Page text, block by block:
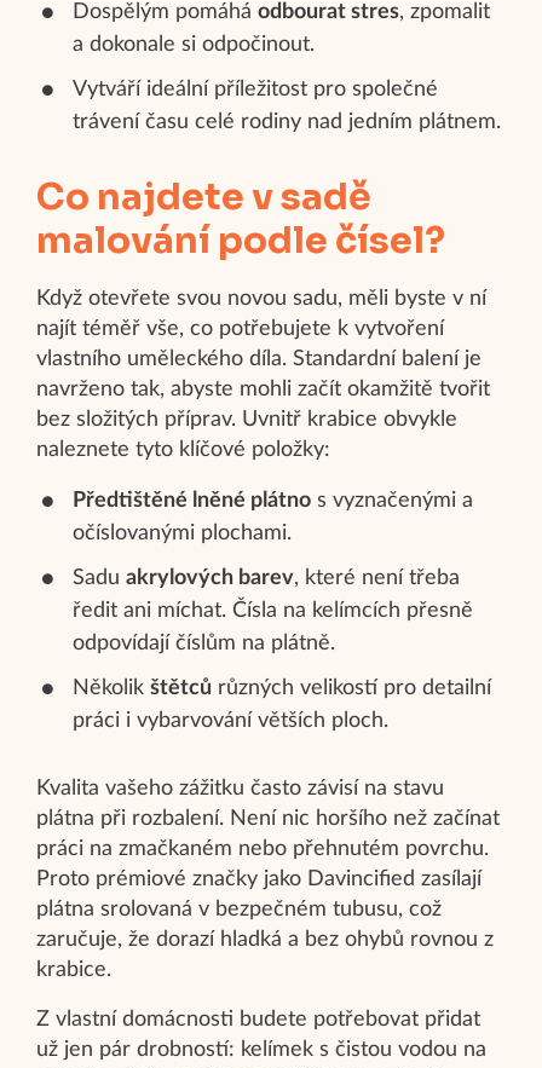
Dospělým pomáhá odbourat stres, zpomalit
a dokonale si odpočinout.
Vytváří ideální příležitost pro společné
trávení času celé rodiny nad jedním plátnem.
Co najdete v sadě
malování podle čísel?
Když otevřete svou novou sadu, měli byste v ní
najít téměř vše, co potřebujete k vytvoření
vlastního uměleckého díla. Standardní balení je
navrženo tak, abyste mohli začít okamžitě tvořit
bez složitých příprav. Uvnitř krabice obvykle
naleznete tyto klíčové položky:
Předtištěné lněné plátno s vyznačenými a
očíslovanými plochami.
Sadu akrylových barev, které není třeba
ředit ani míchat. Čísla na kelímcích přesně
odpovídají číslům na plátně.
Několik štětců různých velikostí pro detailní
práci i vybarvování větších ploch.
Kvalita vašeho zážitku často závisí na stavu
plátna při rozbalení. Není nic horšího než začínat
práci na zmačkaném nebo přehnutém povrchu.
Proto prémiové značky jako Davincified zasílají
plátna srolovaná v bezpečném tubusu, což
zaručuje, že dorazí hladká a bez ohybů rovnou z
krabice.
Z vlastní domácnosti budete potřebovat přidat
už jen pár drobností: kelímek s čistou vodou na